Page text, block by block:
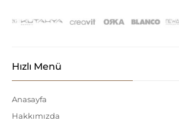
Hızlı Menü
Anasayfa
Hakkımızda